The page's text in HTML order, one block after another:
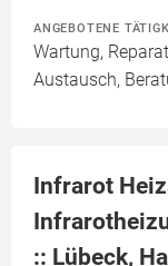
ANGEBOTENE
Wartung,
Austausch,
Infrarot
:: Lübeck,